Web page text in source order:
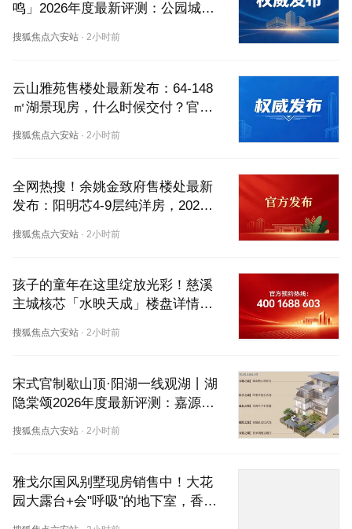
鸣」2026年度最新评测：公园城里
搜狐焦点六安站 · 2小时前
云山雅苑售楼处最新发布：64-148
㎡湖景现房，什么时候交付？官网
搜狐焦点六安站 · 2小时前
全网热搜！余姚金致府售楼处最新
发布：阳明芯4-9层纯洋房，2026
情
搜狐焦点六安站 · 2小时前
孩子的童年在这里绽放光彩！慈溪
主城核芯「水映天成」楼盘详情首
搜狐焦点六安站 · 2小时前
宋式官制歇山顶·阳湖一线观湖丨湖
隐棠颂2026年度最新评测：嘉源×
搜狐焦点六安站 · 2小时前
雅戈尔国风别墅现房销售中！大花
园大露台+会"呼吸"的地下室，香湖